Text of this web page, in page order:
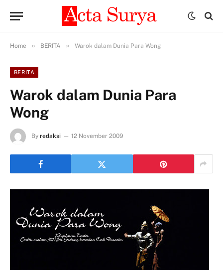
Home » BERITA » Warok dalam Dunia Para Wong
BERITA
Warok dalam Dunia Para
Wong
By redaksi 12 November 2009